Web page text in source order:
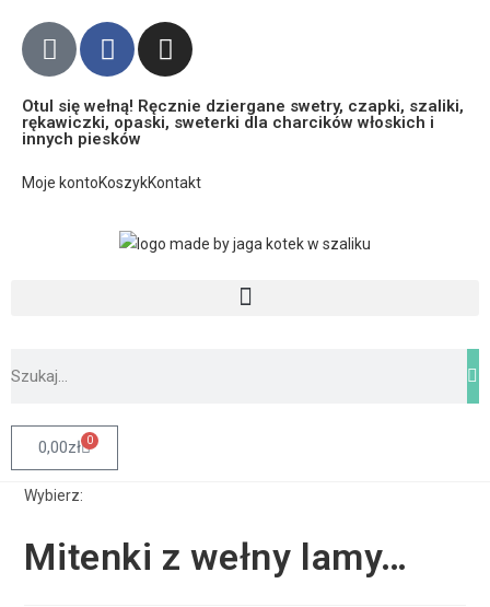
Otul się wełną! Ręcznie dziergane swetry, czapki, szaliki,
rękawiczki, opaski, sweterki dla charcików włoskich i
innych piesków
Moje kontoKoszykKontakt
0,00zł 0
Wybierz:
Mitenki z wełny lamy…